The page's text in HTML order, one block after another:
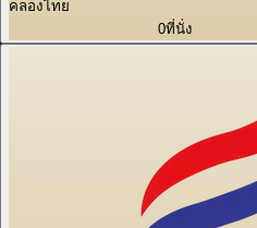
คลองไทย
0ที่นั่ง